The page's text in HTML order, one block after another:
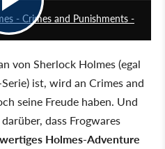
- Crimes and Punishments -
von Sherlock Holmes (egal
ist, wird an Crimes and
seine Freude haben. Und
dass Frogwares
Holmes-Adventure